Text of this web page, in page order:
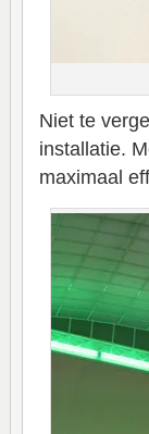
Niet te
installatie.
maximaal